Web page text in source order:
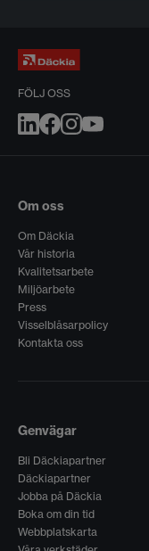
FÖLJ OSS
Om oss
Om Däckia
Vår historia
Kvalitetsarbete
Miljöarbete
Press
Visselblåsarpolicy
Kontakta oss
Genvägar
Bli Däckiapartner
Däckiapartner
Jobba på Däckia
Boka om din tid
Webbplatskarta